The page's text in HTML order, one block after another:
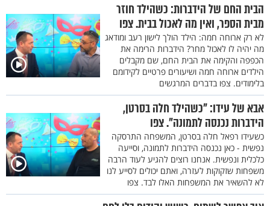
הבית החם של הידברות: כשהילד חוזר
מבית הספר, ואין מה לאכול בבית. צפו
לא רק ארוחה חמה: הילד הולך לישון רעב ומודאג
מה יהיה לו לאכול מחר? הידברות הרימה את
הכפפה והקימה את הבית החם, שם מקבלים
הילדים ארוחה חמה ושיעורים פרטיים לקידומם
בלימודים. צפו בדברים המרגשים
אבא של עידו: "כשהילד חלה בסרטן,
הידברות נכנסה לתמונה". צפו
כשעידו רפאל חלה בסרטן, המשפחה התרסקה
נפשית - כאן נכנסה הידברות לתמונה, וסייעה
כלכלית ונפשית. אנחנו רוצים להגיע לעוד הרבה
משפחות שזקוקות לעזרה, ואתם יכולים לסייע לנו
לא להשאיר את המשפחות האלו לבד. צפו